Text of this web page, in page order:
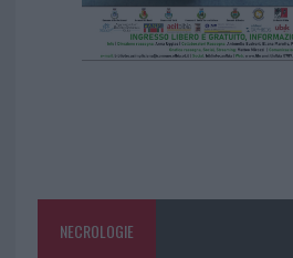
NECROLOGIE